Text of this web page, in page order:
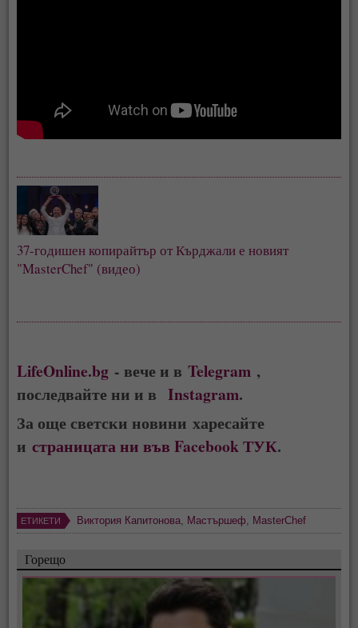
37-годишен копирайтър от Кърджали е новият
"MasterChef" (видео)
LifeOnline.bg - вече и вTelegram ,
последвайте ни и вInstagram.
За още светски новини харесайте
истраницата ни във Facebook ТУК.
ЕТИКЕТИ Виктория Капитонова, Мастършеф, MasterChef
Горещо